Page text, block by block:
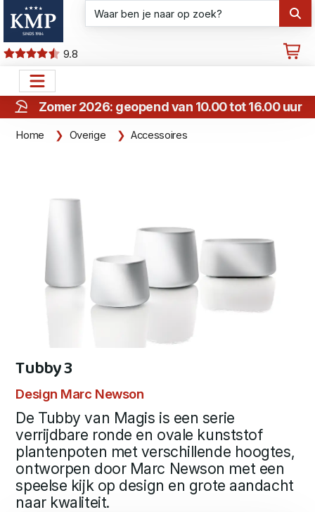
9.8
Zomer 2026: geopend van 10.00 tot 16.00 uur
Home Overige Accessoires
Tubby 3
Design Marc Newson
De Tubby van Magis is een serie
verrijdbare ronde en ovale kunststof
plantenpoten met verschillende hoogtes,
ontworpen door Marc Newson met een
speelse kijk op design en grote aandacht
naar kwaliteit.